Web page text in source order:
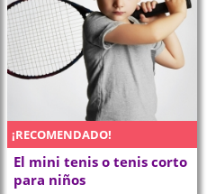
¡RECOMENDADO!
El mini tenis o tenis corto
para niños